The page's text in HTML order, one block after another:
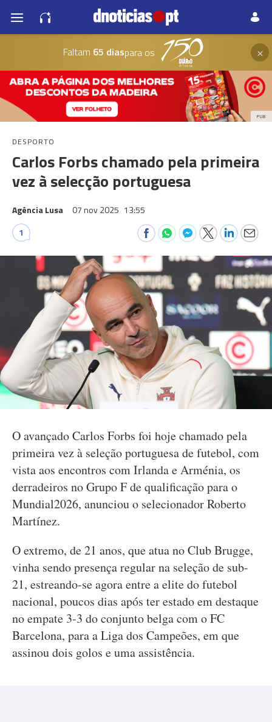
Faltam 65 diaspara os ×
PUB
DESPORTO
Carlos Forbs chamado pela primeira
vez à selecção portuguesa
Agência Lusa 07 nov 2025 13:55
1
O avançado Carlos Forbs foi hoje chamado pela
primeira vez à seleção portuguesa de futebol, com
vista aos encontros com Irlanda e Arménia, os
derradeiros no Grupo F de qualificação para o
Mundial2026, anunciou o selecionador Roberto
Martínez.
O extremo, de 21 anos, que atua no Club Brugge,
vinha sendo presença regular na seleção de sub-
21, estreando-se agora entre a elite do futebol
nacional, poucos dias após ter estado em destaque
no empate 3-3 do conjunto belga com o FC
Barcelona, para a Liga dos Campeões, em que
assinou dois golos e uma assistência.